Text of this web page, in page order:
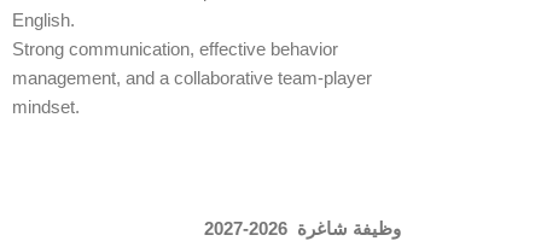
English.
Strong communication, effective behavior
management, and a collaborative team-player
mindset.
وظيفة شاغرة 2026-2027